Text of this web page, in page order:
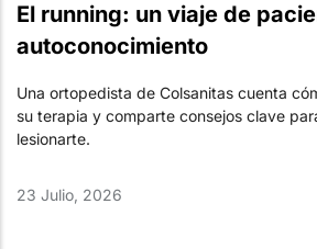
El running: un viaje de
autoconocimiento
Una ortopedista de Colsanitas cuenta
su terapia y comparte consejos clave
lesionarte.
23 Julio, 2026